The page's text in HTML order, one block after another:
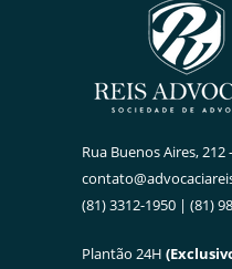
Rua Buenos Aires, 212
(81) 3312-1950 | (81)
Plantão 24H